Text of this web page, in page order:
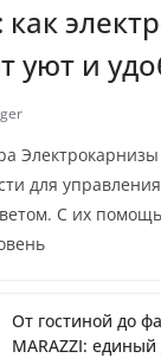
как
уют и
для
С их
От гостиной до
MARAZZI: